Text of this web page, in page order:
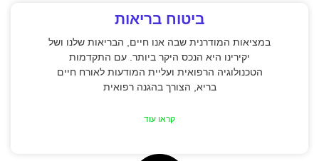
ביטוח בריאות
במציאות המודרנית שבה אנו חיים, הבריאות שלנו ושל
יקירינו היא הנכס היקר ביותר. עם התקדמות
הטכנולוגיה הרפואית ועליית המודעות לאורח חיים
בריא, הצורך בהגנה רפואית
קראו עוד